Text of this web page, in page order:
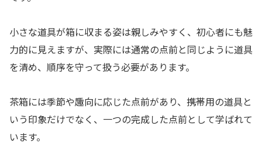
小さな道具が箱に収まる姿は親しみやすく、初心者にも魅
力的に見えますが、実際には通常の点前と同じように道具
を清め、順序を守って扱う必要があります。
茶箱には季節や趣向に応じた点前があり、携帯用の道具と
いう印象だけでなく、一つの完成した点前として学ばれて
います。